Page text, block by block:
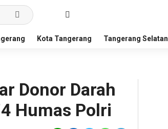
Kota Tangerang Tangerang Selatan
Donor Darah
Humas Polri